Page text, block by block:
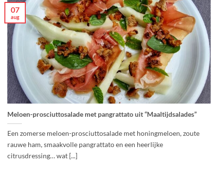
Meloen-prosciuttosalade met pangrattato uit “Maaltijdsalades”
Een zomerse meloen-prosciuttosalade met honingmeloen, zoute
rauwe ham, smaakvolle pangrattato en een heerlijke
citrusdressing… wat [...]
07
aug